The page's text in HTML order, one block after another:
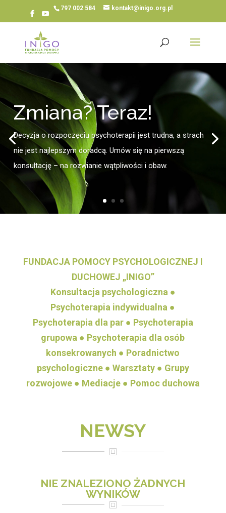
797 002 584 kontakt@inigo.org.pl
Zmiana? Teraz!
Decyzja o rozpoczęciu psychoterapii jest trudna, a strach
nie jest najlepszym doradcą. Umów się na pierwszą
konsultację – na rozwianie wątpliwości i obaw.
FUNDACJA POMOCY PSYCHOLOGICZNEJ I
DUCHOWEJ „INIGO”
Konsultacja psychologiczna ●
Psychoterapia indywidualna ●
Psychoterapia dla par ● Psychoterapia
grupowa ● Psychoterapia dla osób
konsekrowanych ● Poradnictwo
psychologiczne ● Warsztaty ● Grupy
rozwojowe ● Mediacje ● Pomoc duchowa
NEWSY
NIE ZNALEZIONO ŻADNYCH
WYNIKÓW